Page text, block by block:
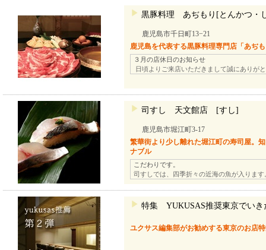
黒豚料理 あぢもり[とんかつ・
鹿児島市千日町13−21
鹿児島を代表する黒豚料理専門店「あぢ
３月の店休日のお知らせ
日頃よりご来店いただきまして誠にありが
司すし 天文館店 [すし]
鹿児島市堀江町3-17
繁華街より少し離れた堀江町の寿司屋。
ナブル
こだわりです。
司すしでは、四季折々の近海の魚が入りま
特集 YUKUSAS推奨東京でいき
ユクサス編集部がお勧めする東京のお店